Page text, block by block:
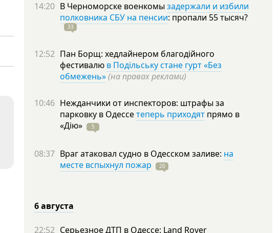
14:20 В Черноморске военкомы задержали и избили
полковника СБУ на пенсии: пропали 55тысяч?
33
12:52 Пан Борщ: хедлайнером благодійного
фестивалю в Подільську стане гурт «Без
обмежень»(на правах реклами)
10:46 Нежданчики от инспекторов: штрафы за
парковку в Одессетеперь приходят прямо в
«Дію»
5
08:37 Враг атаковал судно в Одесском заливе: на
месте вспыхнул пожар
20
6 августа
22:52 Серьезное ДТП в Одессе: Land Rover